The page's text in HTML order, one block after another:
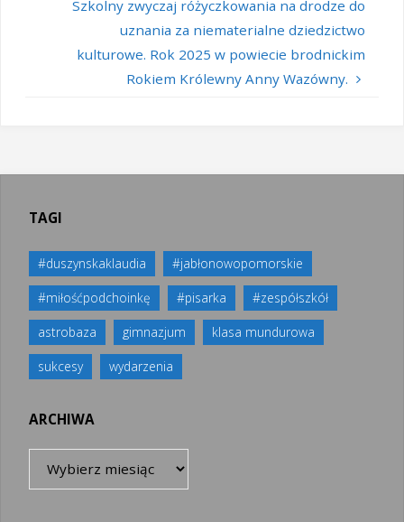
k p
Szkolny zwyczaj różyczkowania na drodze do
uznania za niematerialne dziedzictwo
kulturowe. Rok 2025 w powiecie brodnickim
Rokiem Królewny Anny Wazówny.
TAGI
#duszynskaklaudia
#jabłonowopomorskie
#miłośćpodchoinkę
#pisarka
#zespółszkół
astrobaza
gimnazjum
klasa mundurowa
sukcesy
wydarzenia
ARCHIWA